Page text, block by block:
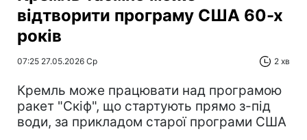
відтворити програму США 60-х
років
07:25 27.05.2026 Ср 2 хв
Кремль може працювати над програмою
ракет "Скіф", що стартують прямо з-під
води, за прикладом старої програми США